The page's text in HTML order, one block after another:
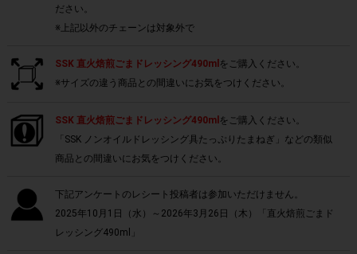
ださい。
※上記以外のチェーンは対象外で
SSK 直火焙煎ごまドレッシング490ml をご購入ください。
※サイズの違う商品との間違いにお気をつけください。
SSK 直火焙煎ごまドレッシング490ml をご購入ください。
「SSK ノンオイルドレッシング具たっぷりたまねぎ」などの類似
商品との間違いにお気をつけください。
下記アンケートのレシート投稿者は参加いただけません。
2025年10月1日（水）～2026年3月26日（木）「直火焙煎ごまド
レッシング490ml」